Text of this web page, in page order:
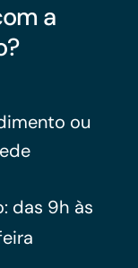
a
ou
das 9h às